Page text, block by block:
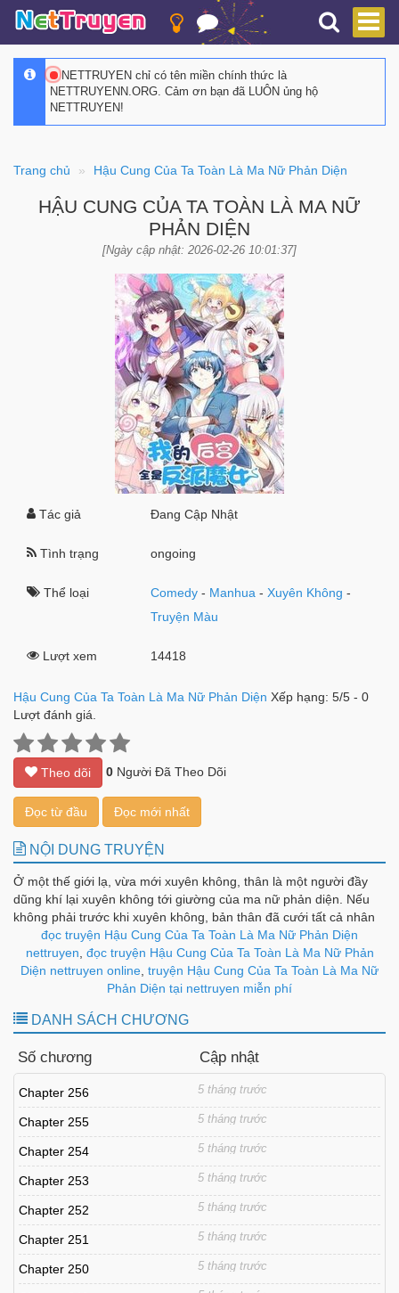
NETTRUYEN chỉ có tên miền chính thức là
NETTRUYENN.ORG. Cảm ơn bạn đã LUÔN ủng hộ
NETTRUYEN!
Trang chủ Hậu Cung Của Ta Toàn Là Ma Nữ Phản Diện
HẬU CUNG CỦA TA TOÀN LÀ MA NỮ
PHẢN DIỆN
[Ngày cập nhật: 2026-02-26 10:01:37]
Tác giả Đang Cập Nhật
Tình trạng ongoing
Thể loại Comedy - Manhua -Xuyên Không -
Truyện Màu
Lượt xem 14418
Hậu Cung Của Ta Toàn Là Ma Nữ Phản Diện Xếp hạng: 5/5 - 0
Lượt đánh giá.
Theo dõi 0 Người Đã Theo Dõi
Đọc từ đầu Đọc mới nhất
NỘI DUNG TRUYỆN
Ở một thế giới lạ, vừa mới xuyên không, thân là một người đầy
dũng khí lại xuyên không tới giường của ma nữ phản diện. Nếu
không phải trước khi xuyên không, bản thân đã cưới tất cả nhân
vật phản diện ở trong trò chơi thì hiện giờ tôi đã “đi đời” rồi. Bây
giờ những nhân vật phản diện đều quấn lấy tôi, bảo tôi giúp đỡ
bọn họ thống trị thế giới, tranh nhau cầu hôn với tôi, tôi nên làm
đọc truyện Hậu Cung Của Ta Toàn Là Ma Nữ Phản Diện
nettruyen đọc truyện Hậu Cung Của Ta Toàn Là Ma Nữ Phản
Diện nettruyen online truyện Hậu Cung Của Ta Toàn Là Ma Nữ
Phản Diện tại nettruyen miễn phí
DANH SÁCH CHƯƠNG
Số chương Cập nhật
Chapter 256 5 tháng trước
Chapter 255 5 tháng trước
Chapter 254 5 tháng trước
Chapter 253 5 tháng trước
Chapter 252 5 tháng trước
Chapter 251 5 tháng trước
Chapter 250 5 tháng trước